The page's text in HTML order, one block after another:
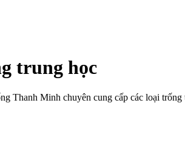
trung học
Thanh Minh chuyên cung cấp các loại